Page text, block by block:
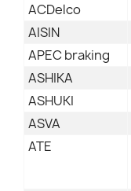
ACDelco
AISIN
APEC braking
ASHIKA
ASHUKI
ASVA
ATE